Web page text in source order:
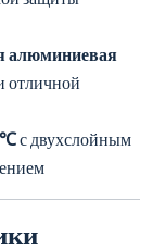
алюминиевая
отличной
с двухслойным